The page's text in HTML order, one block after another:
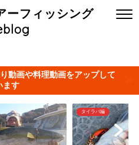
ーフィッシング
動画や料理動画をアップして
ます
タイラバ編